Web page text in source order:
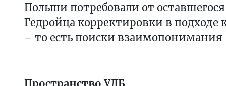
Польши потребовали от
Гедройца корректировки в подходе
– то есть поиски взаимопонимания